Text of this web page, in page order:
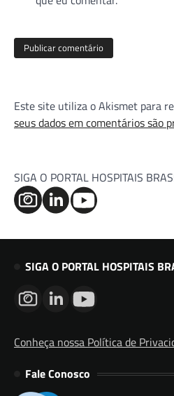
Este site utiliza o Akismet para
seus dados em comentários são
SIGA O PORTAL HOSPITAIS
SIGA O PORTAL HOSPITAIS
Conheça nossa Política de
Fale Conosco